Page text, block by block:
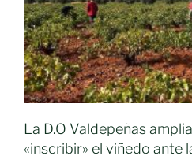
La D.O Valdepeñas
«inscribir» el viñedo ante